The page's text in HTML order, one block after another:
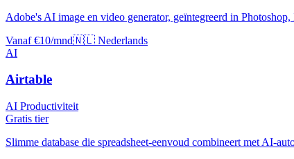
Adobe's AI image en video generator, geïntegreerd in
Vanaf €10/mnd🇳🇱 Nederlands
AI
Airtable
AI Productiviteit
Gratis tier
Slimme database die spreadsheet-eenvoud combineert met AI-